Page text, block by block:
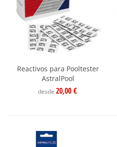
Reactivos para Pooltester
AstralPool
desde 20,00 €